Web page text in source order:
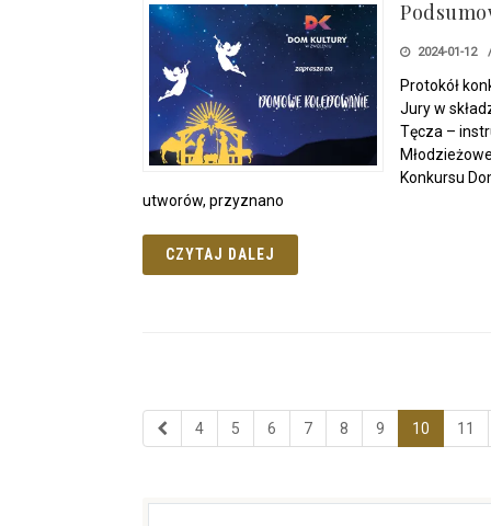
2024-01-12
Protokół
Jury w
Tęcza –
Konkursu
utworów, przyznano
CZYTAJ DALEJ
4 5 6 7 8 9 10 11